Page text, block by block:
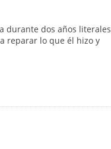
durante dos años literales
reparar lo que él hizo y